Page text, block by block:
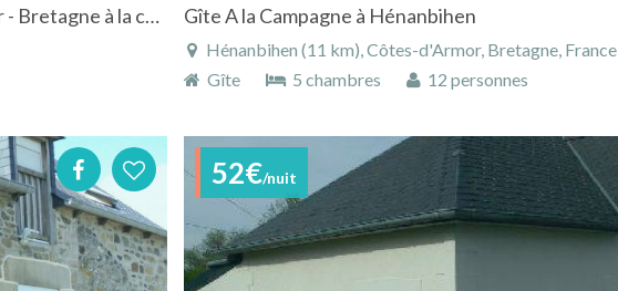
Location gîte à Jugon-les-Lacs dans les Côtes d'Armor - Bretagne à la campagne Gîte A la Campagne à Hénanbihen
Hénanbihen (11 km), Côtes-d'Armor, Bretagne, France
Gîte
5 chambres 12 personnes
52€/nuit